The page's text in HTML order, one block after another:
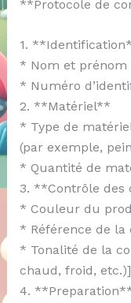
**Protocole de
1.
* Nom et prénom
* Numéro
2. **Matériel**
* Type de
(par exemple,
* Quantité de
3. **Contrôle
* Couleur du
* Référence de
* Tonalité de la
chaud, froid, etc.)]
4.